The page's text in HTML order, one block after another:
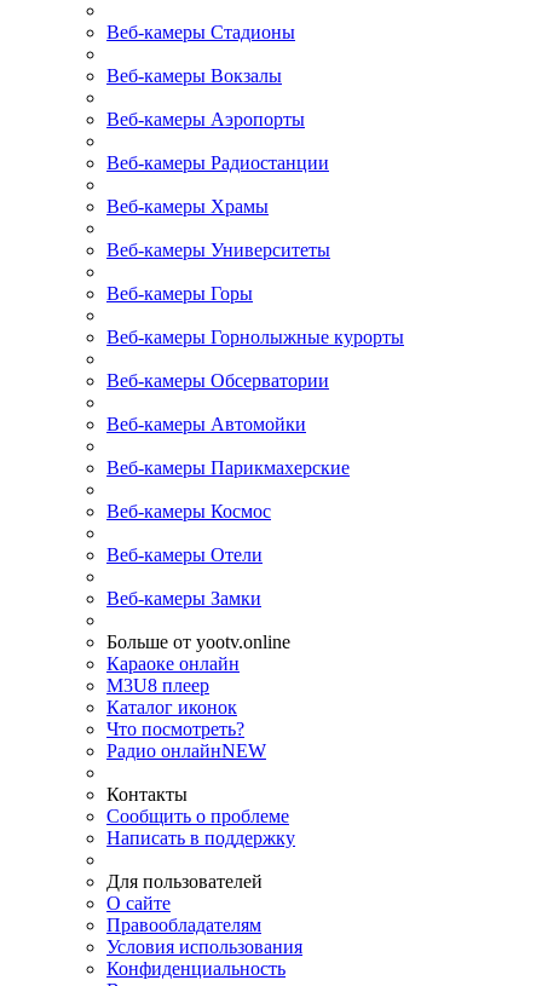
Веб-камеры Стадионы
Веб-камеры Вокзалы
Веб-камеры Аэропорты
Веб-камеры Радиостанции
Веб-камеры Храмы
Веб-камеры Университеты
Веб-камеры Горы
Веб-камеры Горнолыжные курорты
Веб-камеры Обсерватории
Веб-камеры Автомойки
Веб-камеры Парикмахерские
Веб-камеры Космос
Веб-камеры Отели
Веб-камеры Замки
Больше от yootv.online
Караоке онлайн
M3U8 плеер
Каталог иконок
Что посмотреть?
Радио онлайнNEW
Контакты
Сообщить о проблеме
Написать в поддержку
Для пользователей
О сайте
Правообладателям
Условия использования
Конфиденциальность